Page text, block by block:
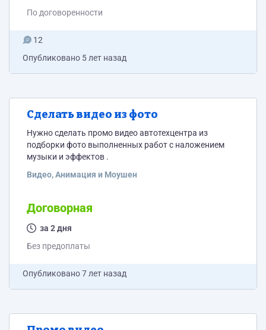
По договоренности
12
Опубликовано 5 лет назад
Сделать видео из фото
Нужно сделать промо видео автотехцентра из
подборки фото выполненных работ с наложением
музыки и эффектов .
Видео, Анимация и Моушен
Договорная
за 2 дня
Без предоплаты
Опубликовано7 лет назад